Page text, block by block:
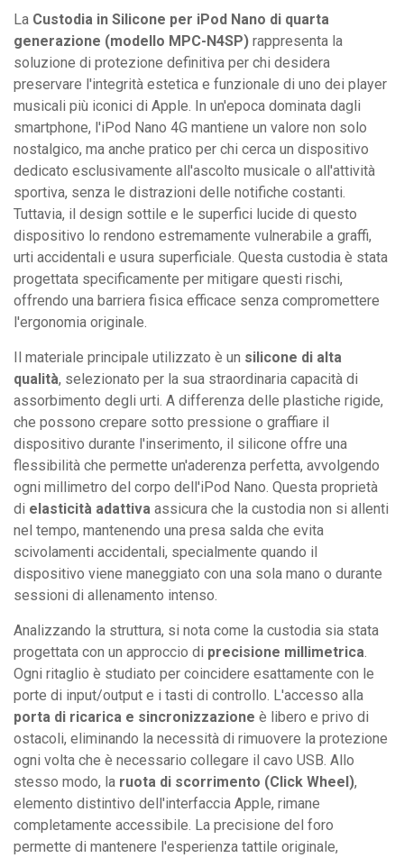
generazione
La Custodia in Silicone per iPod Nano di quarta
generazione (modello MPC-N4SP) rappresenta la
soluzione di protezione definitiva per chi desidera
preservare l'integrità estetica e funzionale di uno dei player
musicali più iconici di Apple. In un'epoca dominata dagli
smartphone, l'iPod Nano 4G mantiene un valore non solo
nostalgico, ma anche pratico per chi cerca un dispositivo
dedicato esclusivamente all'ascolto musicale o all'attività
sportiva, senza le distrazioni delle notifiche costanti.
Tuttavia, il design sottile e le superfici lucide di questo
dispositivo lo rendono estremamente vulnerabile a graffi,
urti accidentali e usura superficiale. Questa custodia è stata
progettata specificamente per mitigare questi rischi,
offrendo una barriera fisica efficace senza compromettere
l'ergonomia originale.
Il materiale principale utilizzato è un silicone di alta
qualità, selezionato per la sua straordinaria capacità di
assorbimento degli urti. A differenza delle plastiche rigide,
che possono crepare sotto pressione o graffiare il
dispositivo durante l'inserimento, il silicone offre una
flessibilità che permette un'aderenza perfetta, avvolgendo
ogni millimetro del corpo dell'iPod Nano. Questa proprietà
di elasticità adattiva assicura che la custodia non si allenti
nel tempo, mantenendo una presa salda che evita
scivolamenti accidentali, specialmente quando il
dispositivo viene maneggiato con una sola mano o durante
sessioni di allenamento intenso.
Analizzando la struttura, si nota come la custodia sia stata
progettata con un approccio di precisione millimetrica
Ogni ritaglio è studiato per coincidere esattamente con le
porte di input/output e i tasti di controllo. L'accesso alla
porta di ricarica e sincronizzazione è libero e privo di
ostacoli, eliminando la necessità di rimuovere la protezione
ogni volta che è necessario collegare il cavo USB. Allo
stesso modo, la ruota di scorrimento (Click Wheel),
elemento distintivo dell'interfaccia Apple, rimane
completamente accessibile. La precisione del foro
permette di mantenere l'esperienza tattile originale,